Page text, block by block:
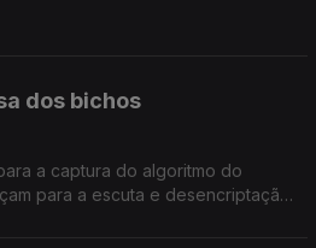
dos bichos
a captura do algoritmo do
para a escuta e desencriptação